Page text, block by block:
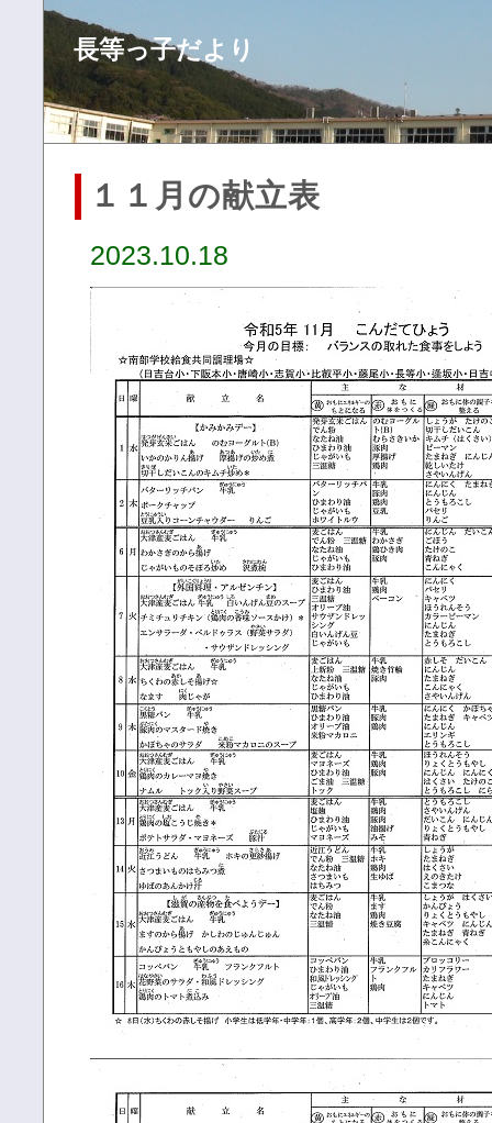
長等っ子だより
１１月の献立表
2023.10.18